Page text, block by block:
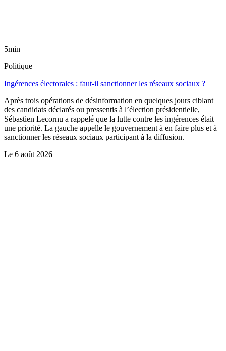
5min
Politique
Ingérences électorales : faut-il sanctionner les réseaux sociaux ?
Après trois opérations de désinformation en quelques jours ciblant
des candidats déclarés ou pressentis à l’élection présidentielle,
Sébastien Lecornu a rappelé que la lutte contre les ingérences était
une priorité. La gauche appelle le gouvernement à en faire plus et à
sanctionner les réseaux sociaux participant à la diffusion.
Le 6 août 2026